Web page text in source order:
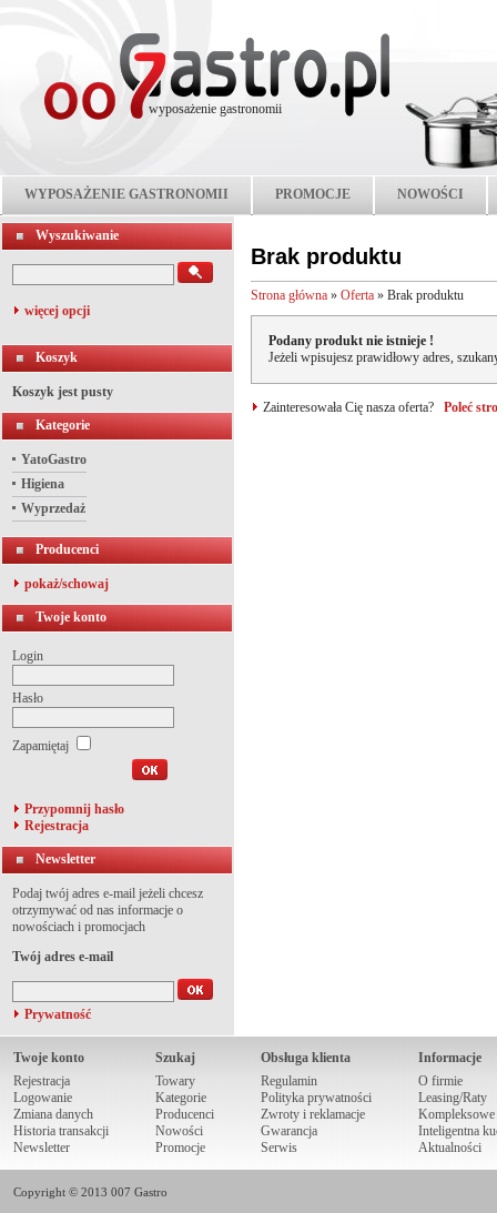
wyposażenie gastronomii
WYPOSAŻENIE GASTRONOMII PROMOCJE NOWOŚCI
Wyszukiwanie
więcej opcji
Koszyk
Koszyk jest pusty
Kategorie
YatoGastro
Higiena
Wyprzedaż
Producenci
pokaż/schowaj
Twoje konto
Login
Hasło
Zapamiętaj
Przypomnij hasło
Rejestracja
Newsletter
Podaj twój adres e-mail jeżeli chcesz
otrzymywać od nas informacje o
nowościach i promocjach
Twój adres e-mail
Prywatność
Brak produktu
Strona główna » Oferta » Brak produktu
Podany produkt nie istnieje !
Jeżeli wpisujesz prawidłowy adres,
Zainteresowała Cię nasza oferta? Poleć
Twoje konto
Rejestracja
Logowanie
Zmiana danych
Historia transakcji
Newsletter
Szukaj
Towary
Kategorie
Producenci
Nowości
Promocje
Obsługa klienta
Regulamin
Polityka prywatności
Zwroty i reklamacje
Gwarancja
Serwis
Informacje
O firmie
Leasing/Raty
Kompleksowe
Inteligentna
Aktualności
Copyright © 2013 007 Gastro